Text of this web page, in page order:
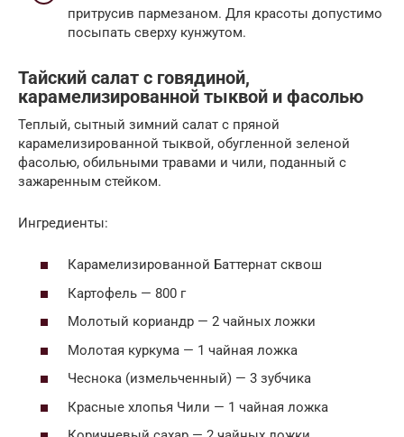
притрусив пармезаном. Для красоты допустимо
посыпать сверху кунжутом.
Тайский салат с говядиной,
карамелизированной тыквой и фасолью
Теплый, сытный зимний салат с пряной
карамелизированной тыквой, обугленной зеленой
фасолью, обильными травами и чили, поданный с
зажаренным стейком.
Ингредиенты:
Карамелизированной Баттернат сквош
Картофель — 800 г
Молотый кориандр — 2 чайных ложки
Молотая куркума — 1 чайная ложка
Чеснока (измельченный) — 3 зубчика
Красные хлопья Чили — 1 чайная ложка